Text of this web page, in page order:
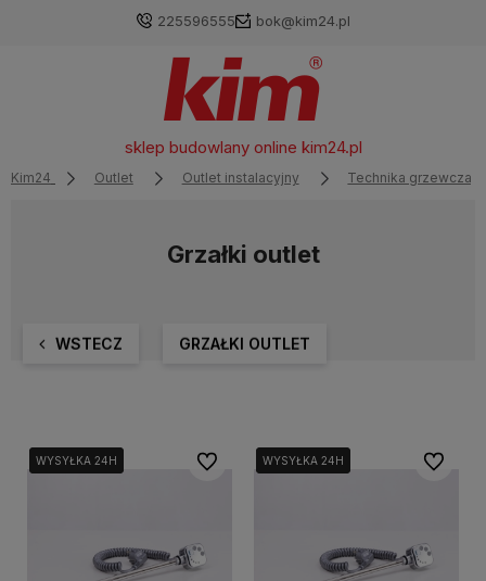
225596555 bok@kim24.pl
sklep budowlany online kim24.pl
Kim24 Outlet Outlet instalacyjny Technika grzewcza
Grzałki outlet
WSTECZ GRZAŁKI OUTLET
WYSYŁKA 24H
WYSYŁKA 24H Do ulubionychWYSYŁKA 24H
WYSYŁKA 24H Do